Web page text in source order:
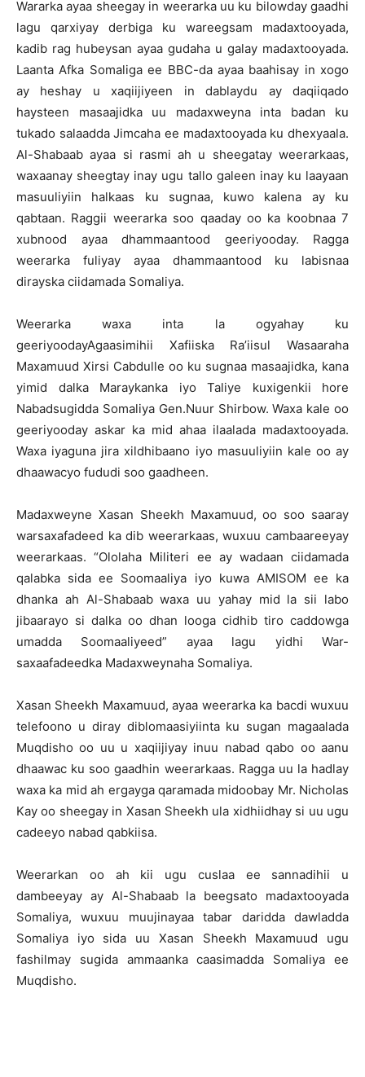
Wararka ayaa sheegay in weerarka uu ku bilowday gaadhi
lagu qarxiyay derbiga ku wareegsam madaxtooyada,
kadib rag hubeysan ayaa gudaha u galay madaxtooyada.
Laanta Afka Somaliga ee BBC-da ayaa baahisay in xogo
ay heshay u xaqiijiyeen in dablaydu ay daqiiqado
haysteen masaajidka uu madaxweyna inta badan ku
tukado salaadda Jimcaha ee madaxtooyada ku dhexyaala.
Al-Shabaab ayaa si rasmi ah u sheegatay weerarkaas,
waxaanay sheegtay inay ugu tallo galeen inay ku laayaan
masuuliyiin halkaas ku sugnaa, kuwo kalena ay ku
qabtaan. Raggii weerarka soo qaaday oo ka koobnaa 7
xubnood ayaa dhammaantood geeriyooday. Ragga
weerarka fuliyay ayaa dhammaantood ku labisnaa
dirayska ciidamada Somaliya.
Weerarka waxa inta la ogyahay ku
geeriyoodayAgaasimihii Xafiiska Ra’iisul Wasaaraha
Maxamuud Xirsi Cabdulle oo ku sugnaa masaajidka, kana
yimid dalka Maraykanka iyo Taliye kuxigenkii hore
Nabadsugidda Somaliya Gen.Nuur Shirbow. Waxa kale oo
geeriyooday askar ka mid ahaa ilaalada madaxtooyada.
Waxa iyaguna jira xildhibaano iyo masuuliyiin kale oo ay
dhaawacyo fududi soo gaadheen.
Madaxweyne Xasan Sheekh Maxamuud, oo soo saaray
warsaxafadeed ka dib weerarkaas, wuxuu cambaareeyay
weerarkaas. “Ololaha Militeri ee ay wadaan ciidamada
qalabka sida ee Soomaaliya iyo kuwa AMISOM ee ka
dhanka ah Al-Shabaab waxa uu yahay mid la sii labo
jibaarayo si dalka oo dhan looga cidhib tiro caddowga
umadda Soomaaliyeed” ayaa lagu yidhi War-
saxaafadeedka Madaxweynaha Somaliya.
Xasan Sheekh Maxamuud, ayaa weerarka ka bacdi wuxuu
telefoono u diray diblomaasiyiinta ku sugan magaalada
Muqdisho oo uu u xaqiijiyay inuu nabad qabo oo aanu
dhaawac ku soo gaadhin weerarkaas. Ragga uu la hadlay
waxa ka mid ah ergayga qaramada midoobay Mr. Nicholas
Kay oo sheegay in Xasan Sheekh ula xidhiidhay si uu ugu
cadeeyo nabad qabkiisa.
Weerarkan oo ah kii ugu cuslaa ee sannadihii u
dambeeyay ay Al-Shabaab la beegsato madaxtooyada
Somaliya, wuxuu muujinayaa tabar daridda dawladda
Somaliya iyo sida uu Xasan Sheekh Maxamuud ugu
fashilmay sugida ammaanka caasimadda Somaliya ee
Muqdisho.